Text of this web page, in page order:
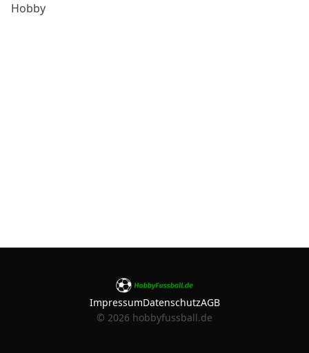
Hobby
ImpressumDatenschutzAGB
© 2026 hobbyfussball.de